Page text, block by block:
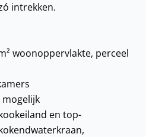
intrekken.
woonoppervlakte, perceel
mogelijk
en top-